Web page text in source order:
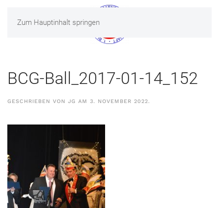
Zum Hauptinhalt springen
MENÜ
BCG-Ball_2017-01-14_152
GESCHRIEBEN VON JG AM 3. NOVEMBER 2022.